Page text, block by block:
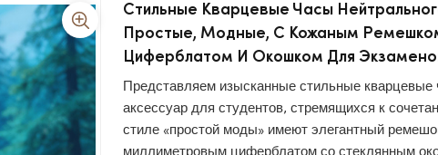
Стильные Кварцевые Часы
Простые, Модные, С Кожаным
Циферблатом И Окошком Для
Представляем изысканные стильные
аксессуар для студентов, стремящихся к
стиле «простой моды» имеют элегантный